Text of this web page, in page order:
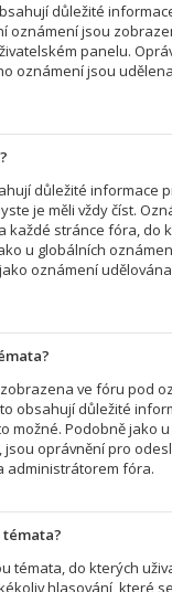
důležité
oznámení jsou
panelu.
oznámení jsou
důležité informace
je měli vždy číst.
každé stránce fóra, do
u globálních
oznámení
ve fóru pod
obsahují důležité
možné. Podobně jako
jsou oprávnění pro
administrátorem fóra.
témata?
témata, do kterých
hlasování, které